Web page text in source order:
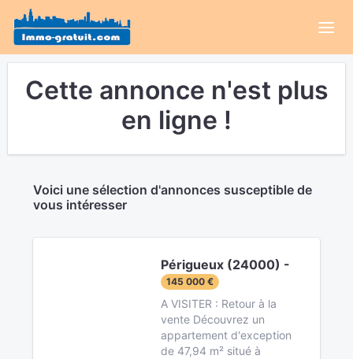
Cette annonce n'est plus
en ligne !
Voici une sélection d'annonces susceptible de
vous intéresser
Périgueux (24000) -
145 000 €
A VISITER : Retour à la
vente Découvrez un
appartement d'exception
de 47,94 m² situé à